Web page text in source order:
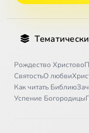
Рождество Христово
СвятостьО любви
Как читать Библию
Успение Богородицы